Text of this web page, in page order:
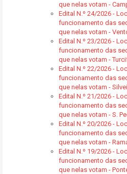
que nelas votam -
Edital N.º 24/2026 -
funcionamento das
que nelas votam -
Edital N.º 23/2026 -
funcionamento das
que nelas votam -
Edital N.º 22/2026 -
funcionamento das
que nelas votam -
Edital N.º 21/2026 -
funcionamento das
que nelas votam - S.
Edital N.º 20/2026 -
funcionamento das
que nelas votam -
Edital N.º 19/2026 -
funcionamento das
que nelas votam -